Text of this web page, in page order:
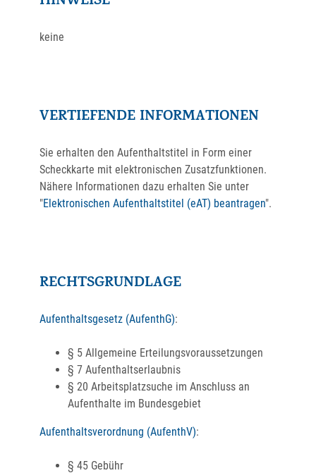
keine
VERTIEFENDE INFORMATIONEN
Sie erhalten den Aufenthaltstitel in Form einer
Scheckkarte mit elektronischen Zusatzfunktionen.
Nähere Informationen dazu erhalten Sie unter
"Elektronischen Aufenthaltstitel (eAT) beantragen".
RECHTSGRUNDLAGE
Aufenthaltsgesetz (AufenthG):
§ 5 Allgemeine Erteilungsvoraussetzungen
§ 7 Aufenthaltserlaubnis
§ 20 Arbeitsplatzsuche im Anschluss an
Aufenthalte im Bundesgebiet
Aufenthaltsverordnung (AufenthV):
§ 45 Gebühr